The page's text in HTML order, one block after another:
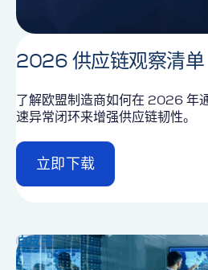
2026 供应链观察清单
了解欧盟制造商如何在 2026 年
速异常闭环来增强供应链韧性。
立即下载
d
e
i
l
白皮书